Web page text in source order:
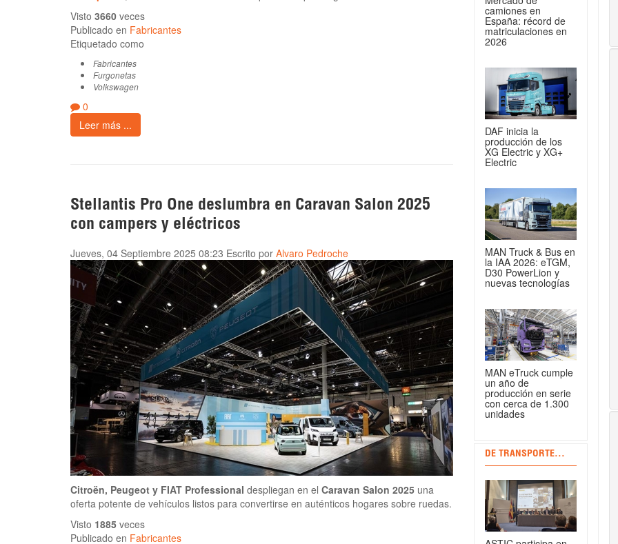
Visto 3660 veces
Publicado en Fabricantes
Etiquetado como
Fabricantes
Furgonetas
Volkswagen
0
Leer más ...
Stellantis Pro One deslumbra en Caravan Salon 2025
con campers y eléctricos
Jueves, 04 Septiembre 2025 08:23 Escrito por Alvaro Pedroche
Citroën, Peugeot y FIAT Professional despliegan en el Caravan Salon 2025 una
oferta potente de vehículos listos para convertirse en auténticos hogares sobre ruedas.
Visto 1885 veces
Publicado en Fabricantes
camiones en
España: récord de
matriculaciones en
2026
DAF inicia la
producción de los
XG Electric y XG+
Electric
MAN Truck & Bus en
la IAA 2026: eTGM,
D30 PowerLion y
nuevas tecnologías
MAN eTruck cumple
un año de
producción en serie
con cerca de 1.300
unidades
DE TRANSPORTE...